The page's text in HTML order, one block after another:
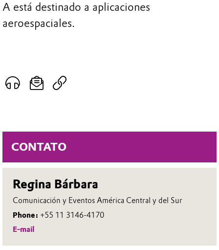
CONTATO
Regina Bárbara
Comunicación y Eventos América Central y del Sur
Phone: +55 11 3146-4170
E-mail
A está destinado a aplicaciones
aeroespaciales.